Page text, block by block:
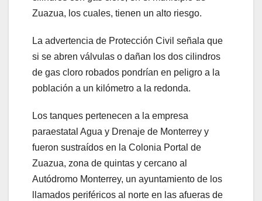
Zuazua, los cuales, tienen un alto riesgo.
La advertencia de Protección Civil señala que
si se abren válvulas o dañan los dos cilindros
de gas cloro robados pondrían en peligro a la
población a un kilómetro a la redonda.
Los tanques pertenecen a la empresa
paraestatal Agua y Drenaje de Monterrey y
fueron sustraídos en la Colonia Portal de
Zuazua, zona de quintas y cercano al
Autódromo Monterrey, un ayuntamiento de los
llamados periféricos al norte en las afueras de